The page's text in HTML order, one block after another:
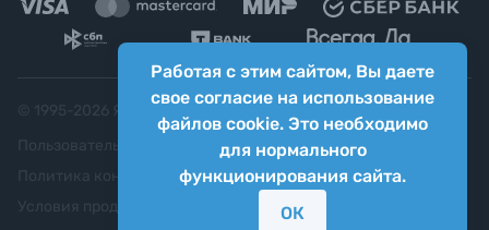
Работая с этим сайтом, Вы даете
свое согласие на использование
файлов cookie. Это необходимо
для нормального
функционирования сайта.
ОК
Яркий фотомаркет ("Яркий Мир")
Пользовательское соглашение
Политика конфиденциальности